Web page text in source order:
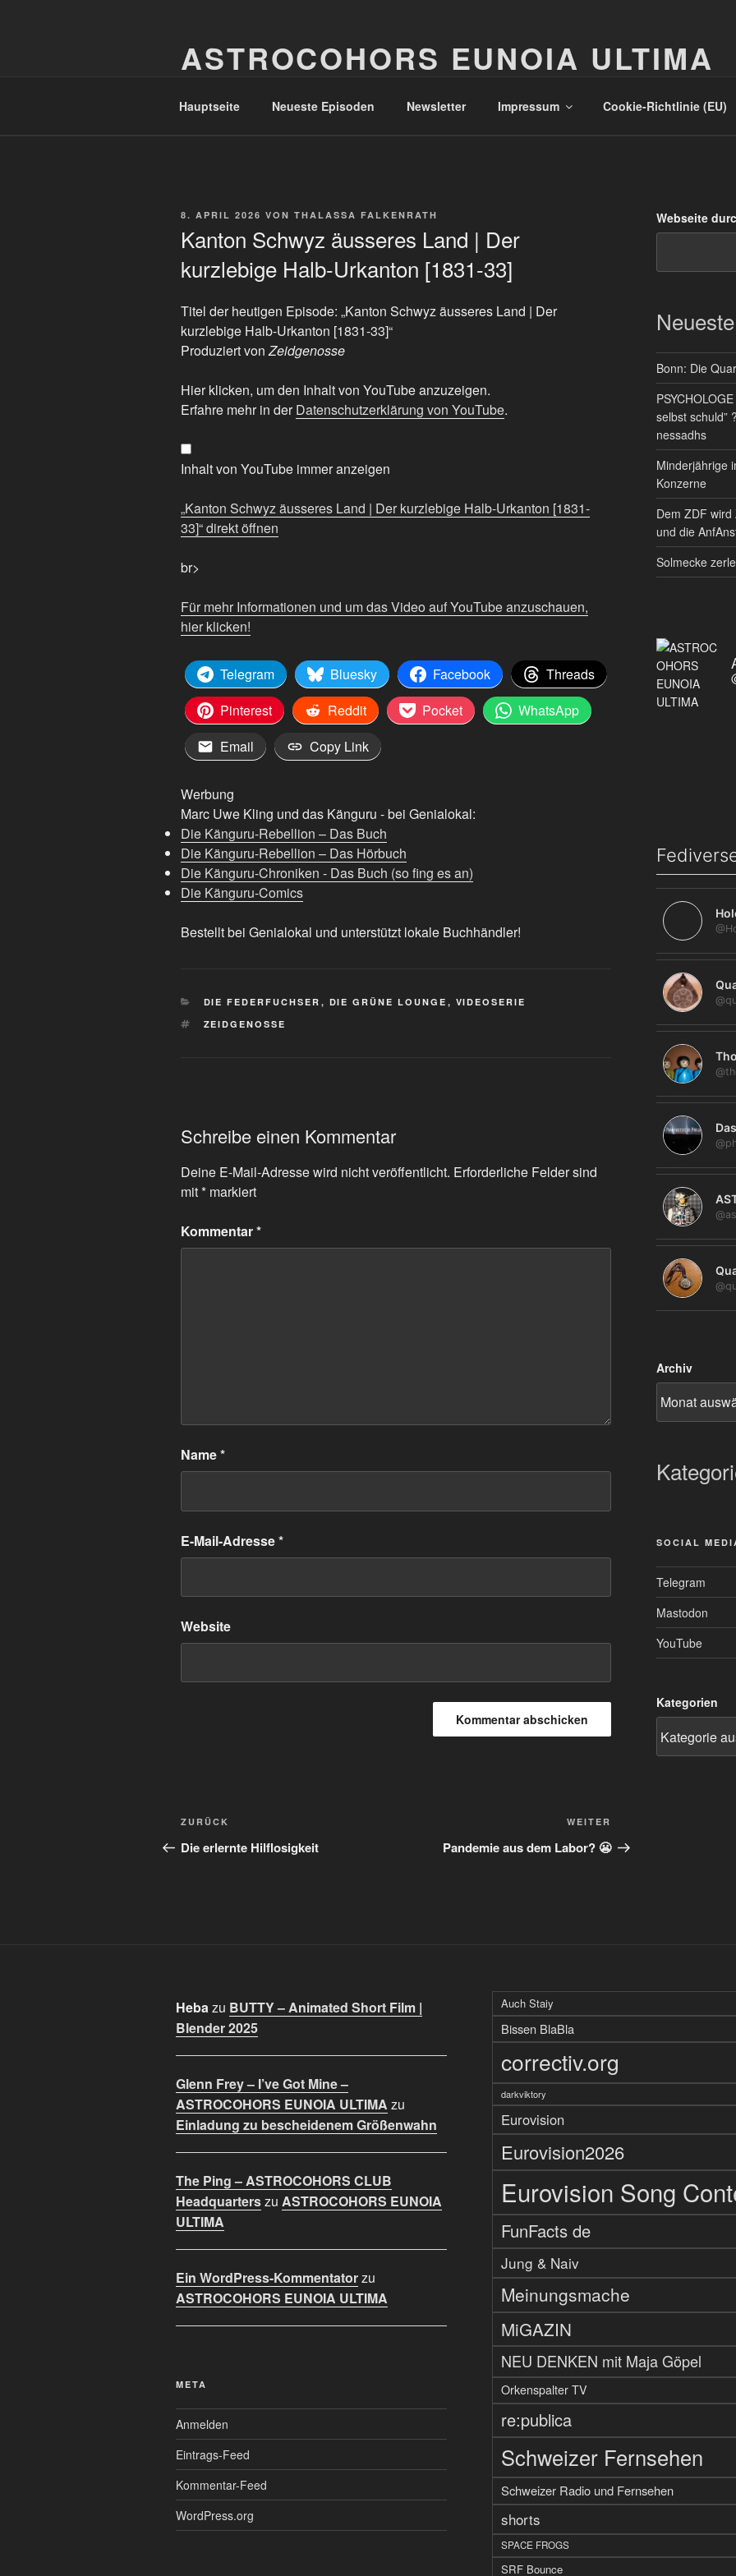
ASTROCOHORS EUNOIA ULTIMA
Hauptseite Neueste Episoden Newsletter Impressum Cookie-Richtlinie (EU)
VERÖFFENTLICHT
8. APRIL 2026 VON THALASSA FALKENRATH
Kanton Schwyz äusseres Land | Der
kurzlebige Halb-Urkanton [1831-33]
Titel der heutigen Episode: „Kanton Schwyz äusseres Land | Der
kurzlebige Halb-Urkanton [1831-33]“
Produziert vonZeidgenosse
„Kanton
Schwyz
Land
|
kurzlebige
Halb-
[1831-
von
YouTube
Hier klicken, um den Inhalt von YouTube anzuzeigen.
Erfahre mehr in derDatenschutzerklärung von YouTube.
Inhalt von YouTube immer anzeigen
„Kanton Schwyz äusseres Land | Der kurzlebige Halb-Urkanton [1831-
33]“ direkt öffnen
br>
Für mehr Informationen und um das Video auf YouTube anzuschauen,
hier klicken!
Telegram Bluesky Facebook
Threads
Pinterest
Reddit Pocket
WhatsApp
Email
Copy Link
Werbung
Marc Uwe Kling und das Känguru - bei Genialokal:
Die Känguru-Rebellion – Das Buch
Die Känguru-Rebellion – Das Hörbuch
Die Känguru-Chroniken - Das Buch (so fing es an)
Die Känguru-Comics
Bestellt bei Genialokal und unterstützt lokale Buchhändler!
KATEGORIEN
DIE FEDERFUCHSER , DIE GRÜNE LOUNGE , VIDEOSERIE
SCHLAGWÖRTER
ZEIDGENOSSE
Schreibe einen Kommentar
Deine E-Mail-Adresse wird nicht veröffentlicht. Erforderliche Felder sind
mit* markiert
Kommentar*
Name*
E-Mail-Adresse*
Website
Beitragsnavigation
Vorheriger
Beitrag
ZURÜCK
Die erlernte Hilflosigkeit
Beitrag
WEITER
Pandemie aus dem Labor? 😬
Webseite
Bonn: Die
selbst schuld”
nessadhs
Minderjährige
Konzerne
Dem ZDF
und die
Solmecke
Archiv
SOCIAL
Telegram
Mastodon
YouTube
Kategorien
Hebazu BUTTY – Animated Short Film |
Blender 2025
Glenn Frey – I’ve Got Mine –
ASTROCOHORS EUNOIA ULTIMA zu
Einladung zu bescheidenem Größenwahn
The Ping – ASTROCOHORS CLUB
Headquarterszu ASTROCOHORS EUNOIA
ULTIMA
Ein WordPress-Kommentatorzu
ASTROCOHORS EUNOIA ULTIMA
META
Anmelden
Eintrags-Feed
Kommentar-Feed
WordPress.org
Auch Staiy
Bissen BlaBla
correctiv.org
darkviktory
Eurovision
Eurovision2026
Eurovision Song
FunFacts de
Jung & Naiv
Meinungsmache
MiGAZIN
NEU DENKEN mit Maja Göpel
Orkenspalter TV
re:publica
Schweizer Fernsehen
Schweizer Radio und Fernsehen
shorts
SPACE FROGS
SRF Bounce